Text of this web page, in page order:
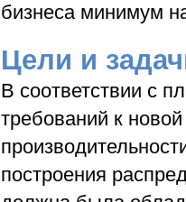
бизнеса минимум
Цели и
В соответствии с
требований к
построения